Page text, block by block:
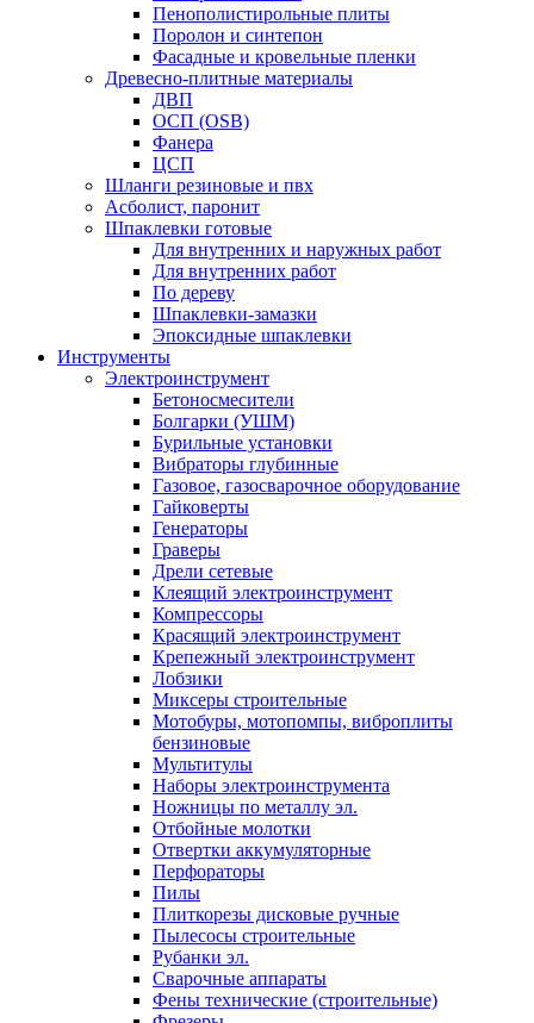
Пенополистирольные плиты
Поролон и синтепон
Фасадные и кровельные пленки
Древесно-плитные материалы
ДВП
ОСП (OSB)
Фанера
ЦСП
Шланги резиновые и пвх
Асболист, паронит
Шпаклевки готовые
Для внутренних и наружных работ
Для внутренних работ
По дереву
Шпаклевки-замазки
Эпоксидные шпаклевки
Инструменты
Электроинструмент
Бетоносмесители
Болгарки (УШМ)
Бурильные установки
Вибраторы глубинные
Газовое, газосварочное оборудование
Гайковерты
Генераторы
Граверы
Дрели сетевые
Клеящий электроинструмент
Компрессоры
Красящий электроинструмент
Крепежный электроинструмент
Лобзики
Миксеры строительные
Мотобуры, мотопомпы, виброплиты
бензиновые
Мультитулы
Наборы электроинструмента
Ножницы по металлу эл.
Отбойные молотки
Отвертки аккумуляторные
Перфораторы
Пилы
Плиткорезы дисковые ручные
Пылесосы строительные
Рубанки эл.
Сварочные аппараты
Фены технические (строительные)